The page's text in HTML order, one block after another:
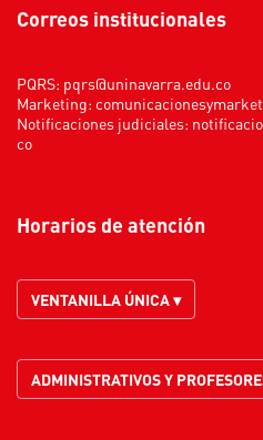
Correos institucionales
PQRS: pqrs@uninavarra.edu.co
Marketing:
Notificaciones judiciales:
co
Horarios de atención
VENTANILLA ÚNICA ▾
ADMINISTRATIVOS Y